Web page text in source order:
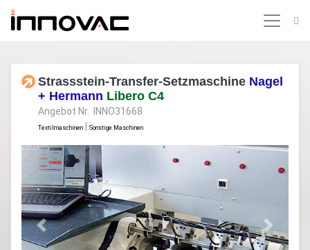
Strassstein-Transfer-Setzmaschine Nagel
+ Hermann Libero C4
Angebot Nr. INNO31668
Textilmaschinen Sonstige Maschinen
Previous Next